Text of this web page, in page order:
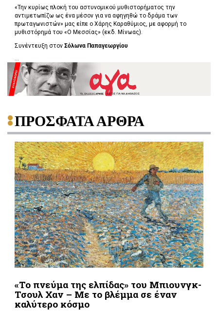
«Την κυρίως πλοκή του αστυνομικού μυθιστορήματος την
αντιμετωπίζω ως ένα μέσον για να αφηγηθώ το δράμα των
πρωταγωνιστών» μας είπε ο Χάρης Καραθύμιος, με αφορμή το
μυθιστόρημά του «Ο Μεσσίας» (εκδ. Μίνωας).
Συνέντευξη στον Σόλωνα Παπαγεωργίου
...
ΠΡΟΣΦΑΤΑ ΑΡΘΡΑ
«Το πνεύμα της ελπίδας» του Μπιουνγκ-
Τσουλ Χαν – Με το βλέμμα σε έναν
καλύτερο κόσμο